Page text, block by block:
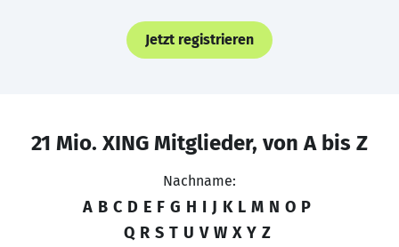
Jetzt registrieren
21 Mio. XING Mitglieder, von A bis Z
Nachname:
A B C D E F G H I J K L M N O P
Q R S T U V W X Y Z